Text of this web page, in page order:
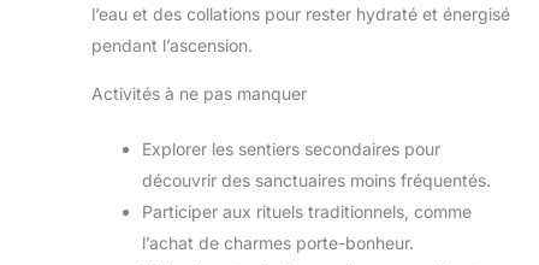
l’eau et des collations pour rester hydraté et énergisé
pendant l’ascension.
Activités à ne pas manquer
Explorer les sentiers secondaires pour
découvrir des sanctuaires moins fréquentés.
Participer aux rituels traditionnels, comme
l’achat de charmes porte-bonheur.